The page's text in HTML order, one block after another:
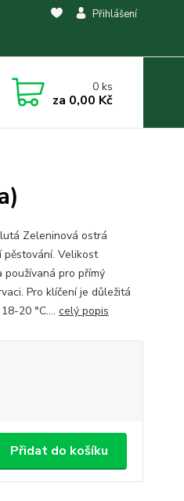
Přihlášení
0ks
za 0,00 Kč
Zeleninová ostrá
Velikost
pro přímý
Pro klíčení je důležitá
20 °C.... celý popis
Přidat do košíku